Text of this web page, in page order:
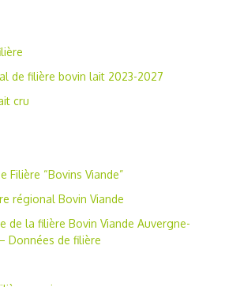
de filière bovin lait 2023-2027
cru
Filière “Bovins Viande”
régional Bovin Viande
de la filière Bovin Viande Auvergne-
Données de filière